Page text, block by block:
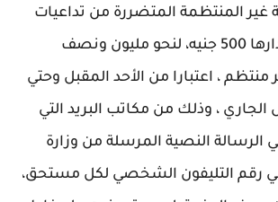
المنتظمة المتضررة من تداعيات
أزمة كورونا ومقدارها 500 جنيه، لنحو مليون ونصف
منتظم ، اعتبارا من الأحد المقبل وحتي
16 أبريل الجاري ، وذلك من مكاتب البريد التي
الرسالة النصية المرسلة من وزارة
رقم التليفون الشخصي لكل مستحق،